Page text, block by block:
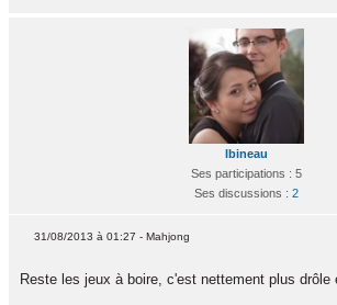
lbineau
Ses participations : 5
Ses discussions : 2
31/08/2013 à 01:27 - Mahjong
Reste les jeux à boire, c'est nettement plus drôle